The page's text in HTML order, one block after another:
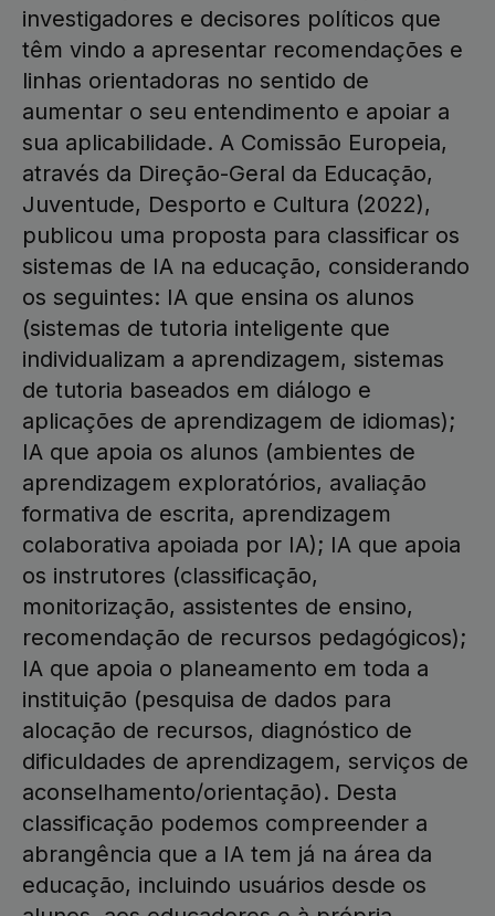
investigadores e decisores políticos que
têm vindo a apresentar recomendações e
linhas orientadoras no sentido de
aumentar o seu entendimento e apoiar a
sua aplicabilidade. A Comissão Europeia,
através da Direção-Geral da Educação,
Juventude, Desporto e Cultura (2022),
publicou uma proposta para classificar os
sistemas de IA na educação, considerando
os seguintes: IA que ensina os alunos
(sistemas de tutoria inteligente que
individualizam a aprendizagem, sistemas
de tutoria baseados em diálogo e
aplicações de aprendizagem de idiomas);
IA que apoia os alunos (ambientes de
aprendizagem exploratórios, avaliação
formativa de escrita, aprendizagem
colaborativa apoiada por IA); IA que apoia
os instrutores (classificação,
monitorização, assistentes de ensino,
recomendação de recursos pedagógicos);
IA que apoia o planeamento em toda a
instituição (pesquisa de dados para
alocação de recursos, diagnóstico de
dificuldades de aprendizagem, serviços de
aconselhamento/orientação). Desta
classificação podemos compreender a
abrangência que a IA tem já na área da
educação, incluindo usuários desde os